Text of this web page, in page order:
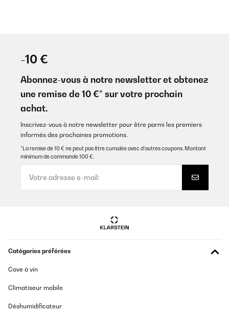
-10 €
Abonnez-vous à notre newsletter et obtenez
une remise de 10 €* sur votre prochain
achat.
Inscrivez-vous à notre newsletter pour être parmi les premiers
informés des prochaines promotions.
*La remise de 10 € ne peut pas être cumulée avec d’autres coupons. Montant
minimum de commande 100 €.
Catégories préférées
Cave à vin
Climatiseur mobile
Déshumidificateur